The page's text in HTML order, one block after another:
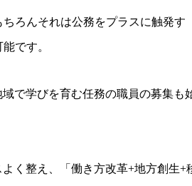
ろんそれは公務をプラスに触発す
です。
で学びを育む任務の職員の募集も
く整え、「働き方改革+地方創生+